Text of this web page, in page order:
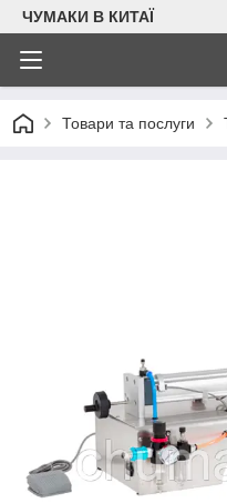
ЧУМАКИ В КИТАЇ
Товари та послуги